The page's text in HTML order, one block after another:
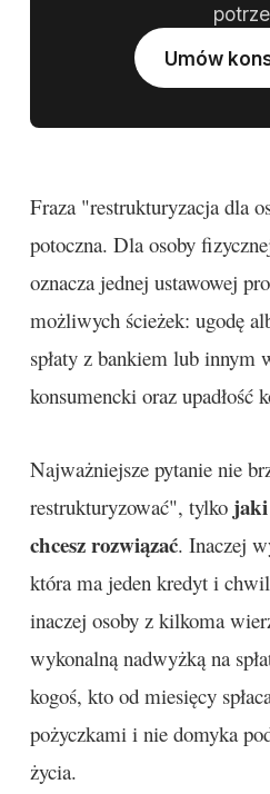
Umów
Fraza "restrukturyzacja dla
potoczna. Dla osoby
oznacza jednej ustawowej
możliwych ścieżek: ugodę
spłaty z bankiem lub innym
konsumencki oraz upadłość
Najważniejsze pytanie nie
restrukturyzować", tylko
chcesz rozwiązać. Inaczej
która ma jeden kredyt i
inaczej osoby z kilkoma
wykonalną nadwyżką na
kogoś, kto od miesięcy
pożyczkami i nie domyka
życia.